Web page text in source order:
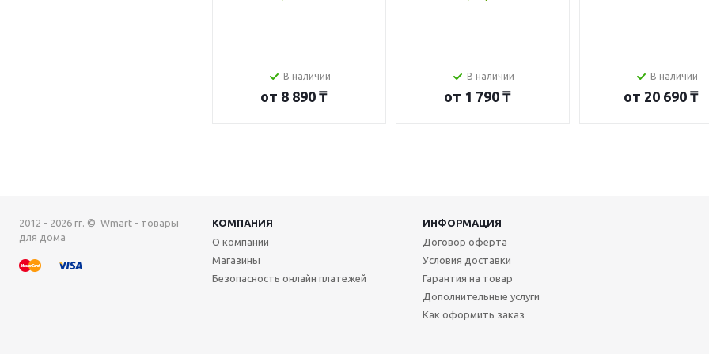
В наличии
от 8 890 ₸
В наличии
от 1 790 ₸
В наличии
от 20 690 ₸
2012 - 2026 гг. © Wmart - товары
для дома
КОМПАНИЯ
ИНФОРМАЦИЯ
О компании
Магазины
Безопасность онлайн платежей
Договор оферта
Условия доставки
Гарантия на товар
Дополнительные услуги
Как оформить заказ